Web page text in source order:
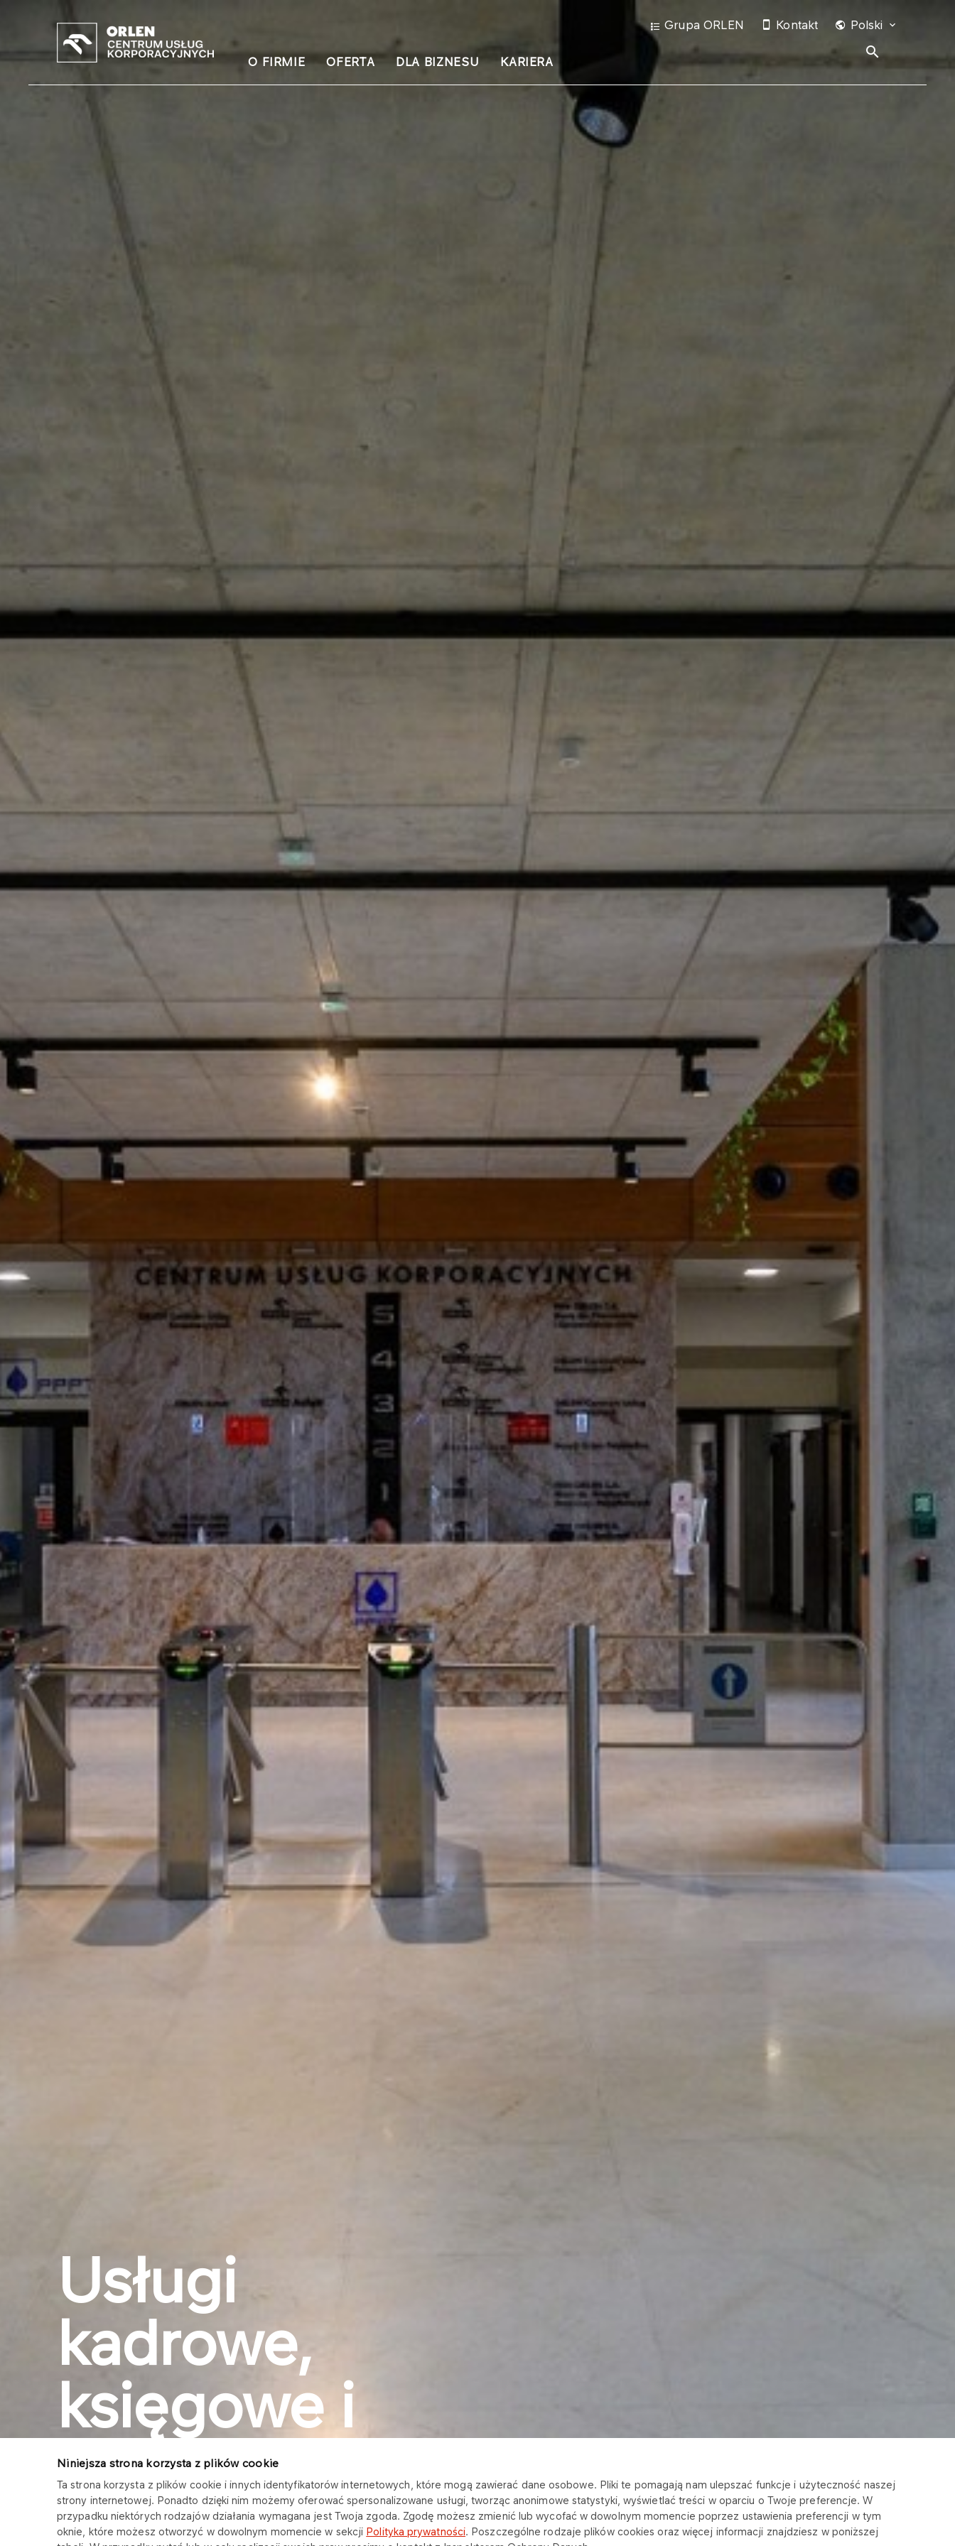
Niniejsza strona korzysta z plików cookie
Ta strona korzysta z plików cookie i innych identyfikatorów internetowych, które mogą zawierać dane osobowe. Pliki te pomagają nam ulepszać funkcje i użyteczność naszej
strony internetowej. Ponadto dzięki nim możemy oferować spersonalizowane usługi, tworząc anonimowe statystyki, wyświetlać treści w oparciu o Twoje preferencje. W
przypadku niektórych rodzajów działania wymagana jest Twoja zgoda. Zgodę możesz zmienić lub wycofać w dowolnym momencie poprzez ustawienia preferencji w tym
oknie, które możesz otworzyć w dowolnym momencie w sekcji Polityka prywatności. Poszczególne rodzaje plików cookies oraz więcej informacji znajdziesz w poniższej
O FIRMIE OFERTA DLA BIZNESU KARIERA
Grupa ORLEN Kontakt Polski
Usługi
kadrowe,
księgowe i
inne dla Twojej
firmy